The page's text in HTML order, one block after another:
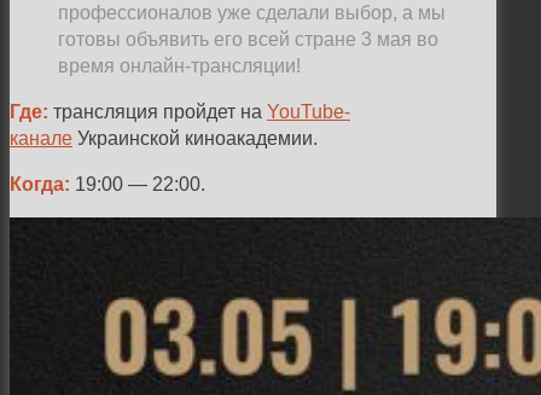
профессионалов уже сделали выбор, а мы
готовы объявить его всей стране 3 мая во
время онлайн-трансляции!
Где: трансляция пройдет на YouTube-
канале Украинской киноакадемии.
Когда: 19:00 — 22:00.